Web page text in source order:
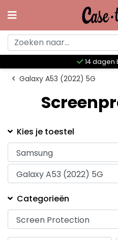
14 dagen
Galaxy A53 (2022) 5G
Kies je toestel
Categorieën